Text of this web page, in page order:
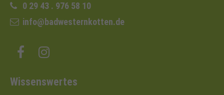
0 29 43 . 976 58 10
info@badwesternkotten.de
Wissenswertes